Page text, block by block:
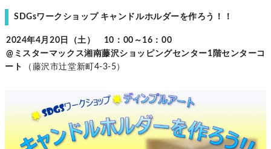
SDGsワークショップ キャンドルホルダーを作ろう！！
2024年4月20日（土） 10：00～16：00
@ミスターマックス湘南藤沢ショッピングセンター1階センターコ
ート
（藤沢市辻堂新町4-3-5）